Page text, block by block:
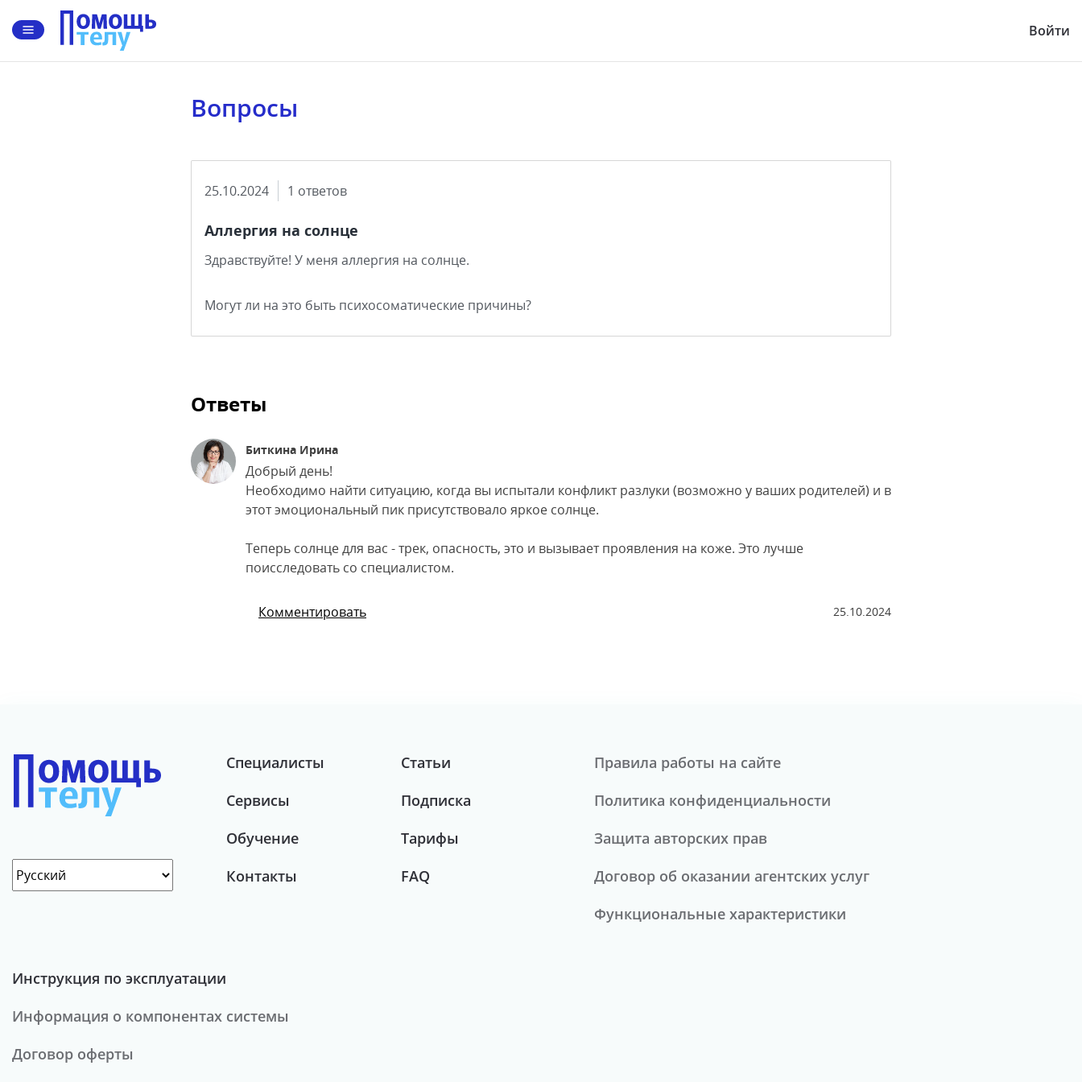
Войти
Вопросы
25.10.2024 1 ответов
Аллергия на солнце
Здравствуйте! У меня аллергия на солнце.
Могут ли на это быть психосоматические причины?
Ответы
Биткина Ирина
Добрый день!
Необходимо найти ситуацию, когда вы испытали конфликт разлуки (возможно у ваших родителей) и в
этот эмоциональный пик присутствовало яркое солнце.
Теперь солнце для вас - трек, опасность, это и вызывает проявления на коже. Это лучше
поисследовать со специалистом.
Комментировать 25.10.2024
Специалисты
Сервисы
Обучение
Контакты
Статьи
Подписка
Тарифы
FAQ
Правила работы на сайте
Политика конфиденциальности
Защита авторских прав
Договор об оказании агентских услуг
Функциональные характеристики
Инструкция по эксплуатации
Информация о компонентах системы
Договор оферты